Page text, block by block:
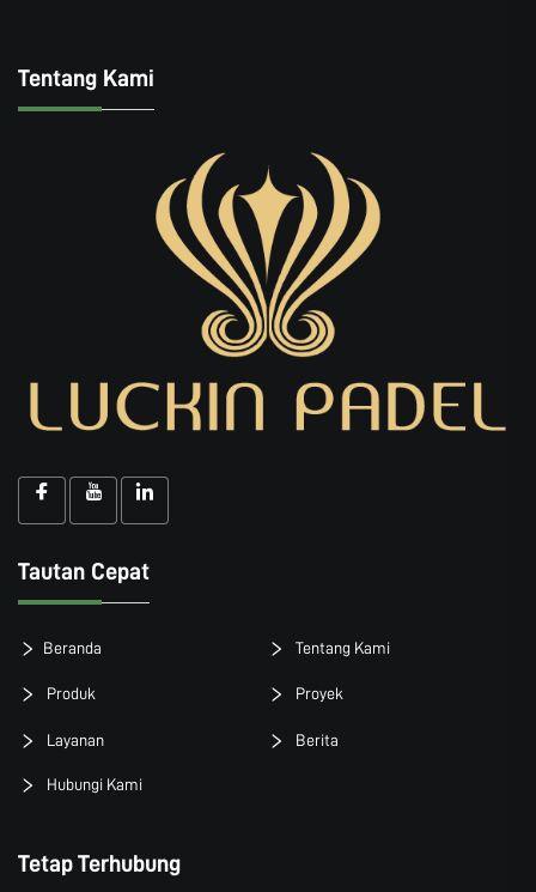
Tentang Kami
Tautan Cepat
Beranda Tentang Kami
Produk Proyek
Layanan Berita
Hubungi Kami
Tetap Terhubung